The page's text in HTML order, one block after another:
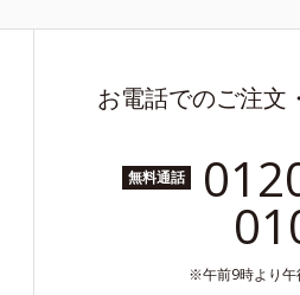
お電話でのご注文
無料通話
午前9時より